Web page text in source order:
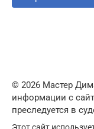
© 2026 Мастер
информации с
преследуется в